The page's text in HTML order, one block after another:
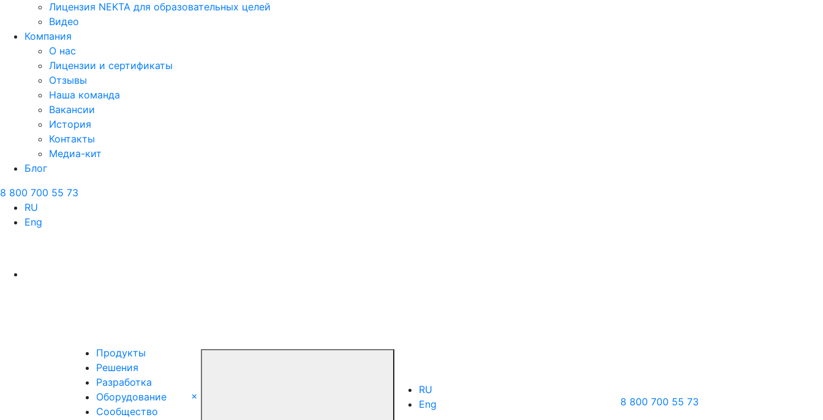
Лицензия NEKTA для образовательных целей
Видео
Компания
О нас
Лицензии и сертификаты
Отзывы
Наша команда
Вакансии
История
Контакты
Медиа-кит
Блог
8 800 700 55 73
RU
Eng
Продукты
Решения
Разработка
Оборудование
Сообщество
×
RU
Eng
8 800 700 55 73